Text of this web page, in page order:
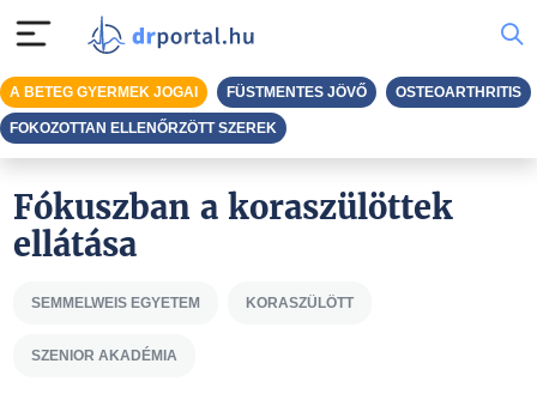
Fókuszban a koraszülöttek
ellátása
SEMMELWEIS EGYETEM KORASZÜLÖTT
SZENIOR AKADÉMIA
A BETEG GYERMEK JOGAI FÜSTMENTES JÖVŐ OSTEOARTHRITIS
FOKOZOTTAN ELLENŐRZÖTT SZEREK